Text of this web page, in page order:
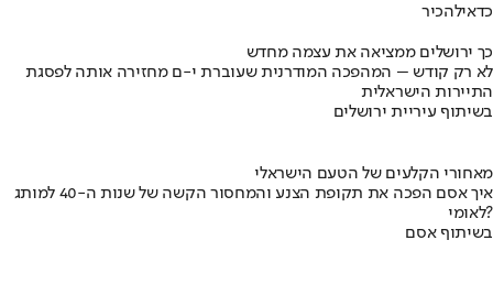
כדאילהכיר
כך ירושלים ממציאה את עצמה מחדש
לא רק קודש – המהפכה המודרנית שעוברת י-ם מחזירה אותה לפסגת
התיירות הישראלית
בשיתוף עיריית ירושלים
מאחורי הקלעים של הטעם הישראלי
איך אסם הפכה את תקופת הצנע והמחסור הקשה של שנות ה-40 למותג
לאומי?
בשיתוף אסם